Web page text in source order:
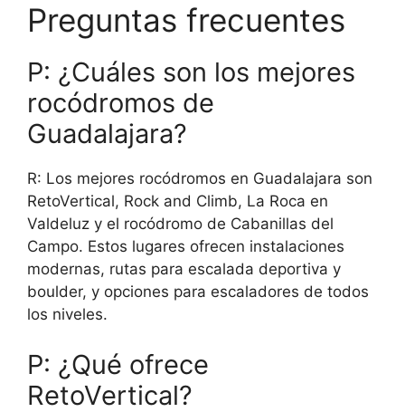
Preguntas frecuentes
P: ¿Cuáles son los mejores
rocódromos de
Guadalajara?
R: Los mejores rocódromos en Guadalajara son
RetoVertical, Rock and Climb, La Roca en
Valdeluz y el rocódromo de Cabanillas del
Campo. Estos lugares ofrecen instalaciones
modernas, rutas para escalada deportiva y
boulder, y opciones para escaladores de todos
los niveles.
P: ¿Qué ofrece
RetoVertical?